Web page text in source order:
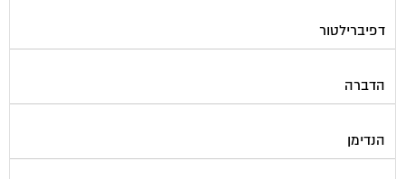
דפיברילטור
הדברה
הנדימן